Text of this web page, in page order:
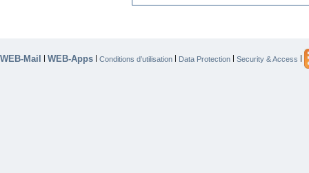
WEB-Mail | WEB-Apps | Conditions d’utilisation | Data Protection | Security & Access |